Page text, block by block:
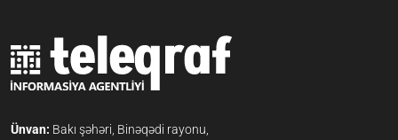
Ünvan: Bakı şəhəri, Binəqədi rayonu,